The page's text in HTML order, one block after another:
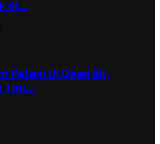
di…
Petani Di Ogan Ilir,
Tim…